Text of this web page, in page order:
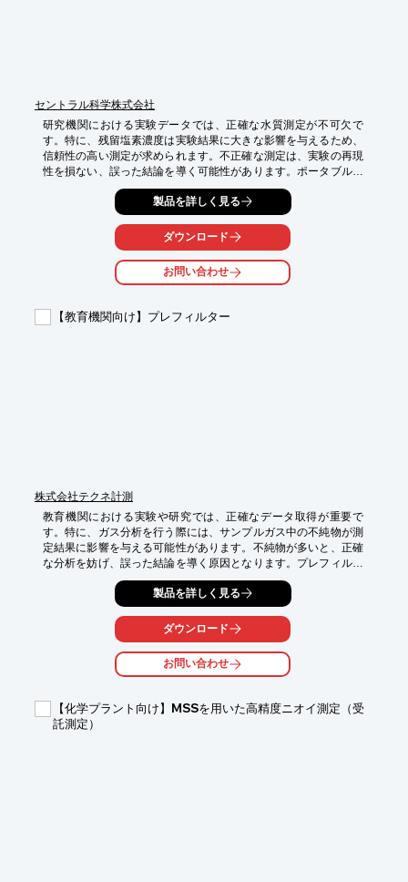
セントラル科学株式会社
研究機関における実験データでは、正確な水質測定が不可欠で
す。特に、残留塩素濃度は実験結果に大きな影響を与えるため、
信頼性の高い測定が求められます。不正確な測定は、実験の再現
性を損ない、誤った結論を導く可能性があります。ポータブル残
留塩素計 MD50は、DPD吸光光度法を採用し、遊離・全・結合残
留塩素を1台で測定できます。正確で再現性の高い測定により、
実験データの信頼性向上に貢献します。
【活用シーン】
・水質に関する実験
・試薬調製における残留塩素濃度の確認
【導入の効果】
製品を詳しく見る
ダウンロード
お問い合わせ
【教育機関向け】プレフィルター
株式会社テクネ計測
教育機関における実験や研究では、正確なデータ取得が重要で
す。特に、ガス分析を行う際には、サンプルガス中の不純物が測
定結果に影響を与える可能性があります。不純物が多いと、正確
な分析を妨げ、誤った結論を導く原因となります。プレフィルタ
ーは、サンプルガス中の液体や粉体を効率的に除去し、正確な測
【活用シーン】
・実験室でのガス分析
・研究室でのガスサンプリング
・教育用分析機器の保護
・正確な分析結果の実現
・分析機器の保護による長期的な利用
製品を詳しく見る
ダウンロード
お問い合わせ
【化学プラント向け】MSSを用いた高精度ニオイ測定（受
託測定）